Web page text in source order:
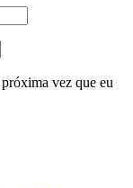
vez que eu